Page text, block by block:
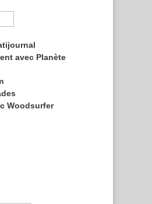
avec Planète
Woodsurfer